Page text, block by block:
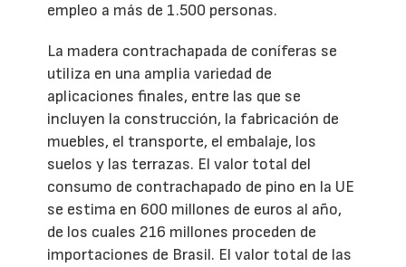
empleo a más de 1.500 personas.
La madera contrachapada de coníferas se
utiliza en una amplia variedad de
aplicaciones finales, entre las que se
incluyen la construcción, la fabricación de
muebles, el transporte, el embalaje, los
suelos y las terrazas. El valor total del
consumo de contrachapado de pino en la UE
se estima en 600 millones de euros al año,
de los cuales 216 millones proceden de
importaciones de Brasil. El valor total de las